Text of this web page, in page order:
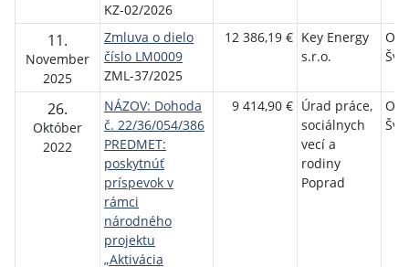
KZ-02/2026
11.
November
2025
Zmluva o dielo
číslo LM0009
ZML-37/2025
12 386,19 € Key Energy
s.r.o.
26.
Október
2022
NÁZOV: Dohoda
č. 22/36/054/386
PREDMET:
poskytnúť
príspevok v
rámci
národného
projektu
„Aktivácia
9 414,90 € Úrad práce,
sociálnych
vecí a
rodiny
Poprad